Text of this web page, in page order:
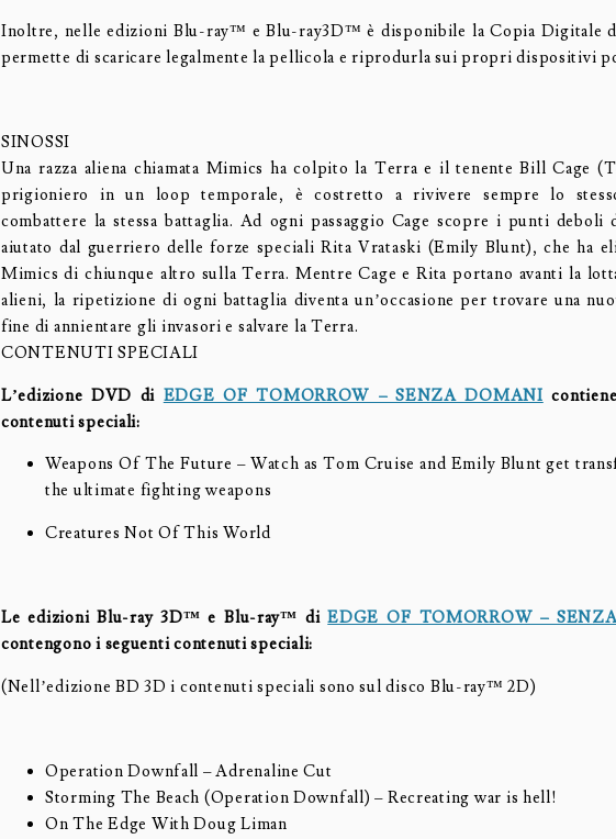
Inoltre, nelle edizioni Blu-ray™ e Blu-ray3D™ è disponibile la Copia Digitale
permette di scaricare legalmente la pellicola e riprodurla sui propri dispositivi
SINOSSI
Una razza aliena chiamata Mimics ha colpito la Terra e il tenente Bill Cage
prigioniero in un loop temporale, è costretto a rivivere sempre lo
combattere la stessa battaglia. Ad ogni passaggio Cage scopre i punti deboli
aiutato dal guerriero delle forze speciali Rita Vrataski (Emily Blunt), che ha
Mimics di chiunque altro sulla Terra. Mentre Cage e Rita portano avanti la
alieni, la ripetizione di ogni battaglia diventa un’occasione per trovare una
fine di annientare gli invasori e salvare la Terra.
CONTENUTI SPECIALI
L’edizione DVD di EDGE OF TOMORROW – SENZA DOMANI
contenuti speciali:
Weapons Of The Future – Watch as Tom Cruise and Emily Blunt get
the ultimate fighting weapons
Creatures Not Of This World
Le edizioni Blu-ray 3D™ e Blu-ray™ diEDGE OF TOMORROW –
contengono i seguenti contenuti speciali:
(Nell’edizione BD 3D i contenuti speciali sono sul disco Blu-ray™ 2D)
Operation Downfall – Adrenaline Cut
Storming The Beach (Operation Downfall) – Recreating war is hell!
On The Edge With Doug Liman